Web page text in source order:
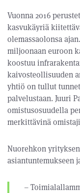
Vuonna 2016
kasvukäyriä
olemassaolonsa
miljoonaan euroon
koostuu
kaivosteollisuuden
yhtiö on tullut
palvelustaan. Juuri
omistusosuudella
merkittävinä
Nuorehkon
asiantuntemukseen
–